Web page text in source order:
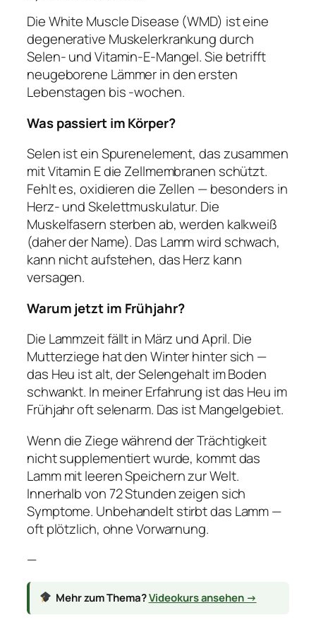
Die White Muscle Disease (WMD) ist eine
degenerative Muskelerkrankung durch
Selen- und Vitamin-E-Mangel. Sie betrifft
neugeborene Lämmer in den ersten
Lebenstagen bis -wochen.
Was passiert im Körper?
Selen ist ein Spurenelement, das zusammen
mit Vitamin E die Zellmembranen schützt.
Fehlt es, oxidieren die Zellen — besonders in
Herz- und Skelettmuskulatur. Die
Muskelfasern sterben ab, werden kalkweiß
(daher der Name). Das Lamm wird schwach,
kann nicht aufstehen, das Herz kann
versagen.
Warum jetzt im Frühjahr?
Die Lammzeit fällt in März und April. Die
Mutterziege hat den Winter hinter sich —
das Heu ist alt, der Selengehalt im Boden
schwankt. In meiner Erfahrung ist das Heu im
Frühjahr oft selenarm. Das ist Mangelgebiet.
Wenn die Ziege während der Trächtigkeit
nicht supplementiert wurde, kommt das
Lamm mit leeren Speichern zur Welt.
Innerhalb von 72 Stunden zeigen sich
Symptome. Unbehandelt stirbt das Lamm —
oft plötzlich, ohne Vorwarnung.
—
Mehr zum Thema?Videokurs ansehen →